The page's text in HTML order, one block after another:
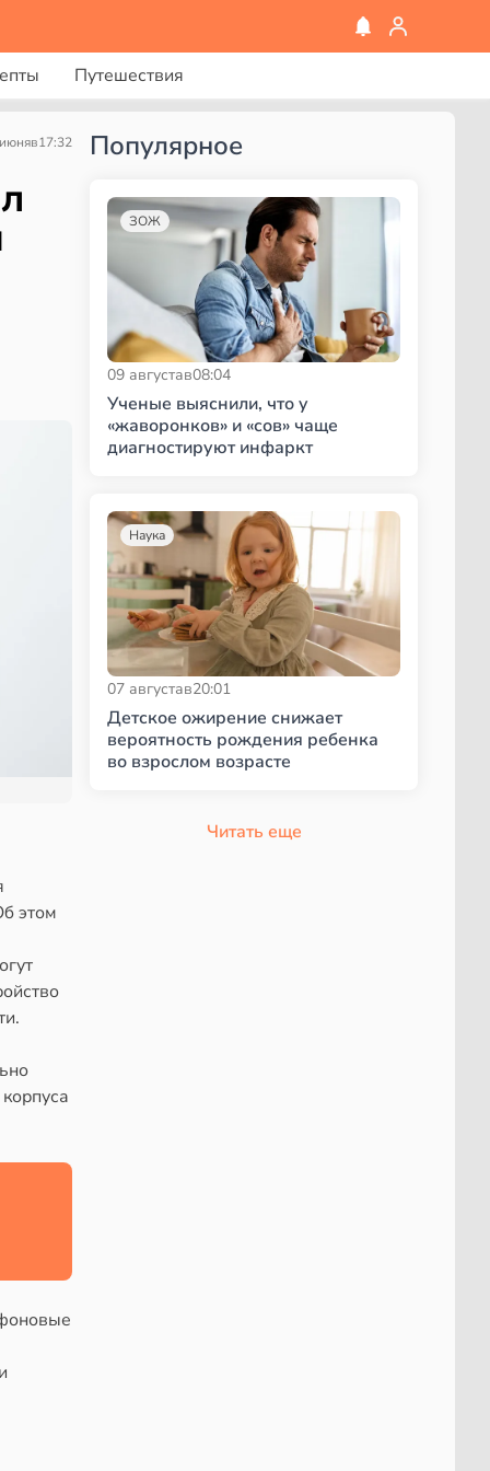
Путешествия
в17:32
этом
Популярное
ЗОЖ
09 августав08:04
Ученые выяснили, что у
«жаворонков» и «сов» чаще
диагностируют инфаркт
Наука
07 августав20:01
Детское ожирение снижает
вероятность рождения ребенка
во взрослом возрасте
Читать еще